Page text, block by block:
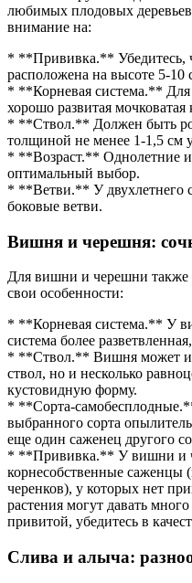
любимых плодовых
внимание на:
* **Прививка.** Убедитесь,
расположена на высоте 5-
* **Корневая система.**
хорошо развитая мочковатая
* **Ствол.** Должен быть
толщиной не менее 1-1,5 см
* **Возраст.** Однолетние
оптимальный выбор.
* **Ветви.** У двухлетнего
боковые ветви.
Вишня и черешня:
Для вишни и черешни также
свои особенности:
* **Корневая система.** У
система более
* **Ствол.** Вишня может
ствол, но и несколько
кустовидную форму.
* **Сорта-
выбранного сорта
еще один саженец другого
* **Прививка.** У вишни и
корнесобственные саженцы
черенков), у которых нет
растения могут давать
привитой, убедитесь в
Слива и алыча: